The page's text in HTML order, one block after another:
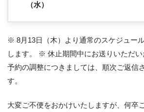
（水）
※ 8月13日（木）より通常のスケジュー
します。 ※ 休止期間中にお送りいただ
予約の調整につきましては、順次ご返信
す。
大変ご不便をおかけいたしますが、何卒